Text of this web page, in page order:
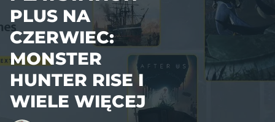
PLUS NA
CZERWIEC:
MONSTER
HUNTER RISE I
WIELE WIĘCEJ